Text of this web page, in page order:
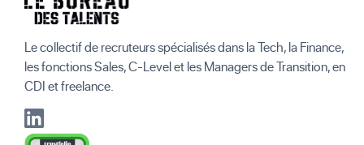
Le collectif de recruteurs spécialisés dans la Tech, la Finance,
les fonctions Sales, C-Level et les Managers de Transition, en
CDI et freelance.